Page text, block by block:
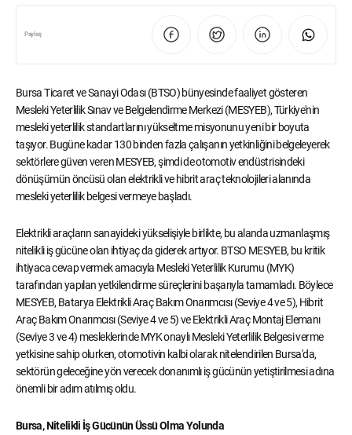
Paylaş
Bursa Ticaret ve Sanayi Odası (BTSO) bünyesinde faaliyet gösteren
Mesleki Yeterlilik Sınav ve Belgelendirme Merkezi (MESYEB), Türkiye'nin
mesleki yeterlilik standartlarını yükseltme misyonunu yeni bir boyuta
taşıyor. Bugüne kadar 130 binden fazla çalışanın yetkinliğini belgeleyerek
sektörlere güven veren MESYEB, şimdi de otomotiv endüstrisindeki
dönüşümün öncüsü olan elektrikli ve hibrit araç teknolojileri alanında
mesleki yeterlilik belgesi vermeye başladı.
Elektrikli araçların sanayideki yükselişiyle birlikte, bu alanda uzmanlaşmış
nitelikli iş gücüne olan ihtiyaç da giderek artıyor. BTSO MESYEB, bu kritik
ihtiyaca cevap vermek amacıyla Mesleki Yeterlilik Kurumu (MYK)
tarafından yapılan yetkilendirme süreçlerini başarıyla tamamladı. Böylece
MESYEB, Batarya Elektrikli Araç Bakım Onarımcısı (Seviye 4 ve 5), Hibrit
Araç Bakım Onarımcısı (Seviye 4 ve 5) ve Elektrikli Araç Montaj Elemanı
(Seviye 3 ve 4) mesleklerinde MYK onaylı Mesleki Yeterlilik Belgesi verme
yetkisine sahip olurken, otomotivin kalbi olarak nitelendirilen Bursa'da,
sektörün geleceğine yön verecek donanımlı iş gücünün yetiştirilmesi adına
önemli bir adım atılmış oldu.
Bursa, Nitelikli İş Gücünün Üssü Olma Yolunda